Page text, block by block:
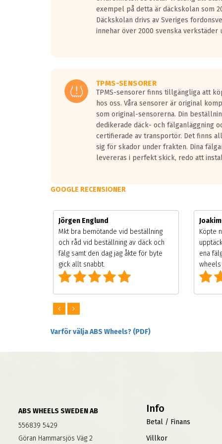
Vid körning i över 50km/h brukar
På däckmärkningen kommer det finnas en
medans de vita vågorna påvisar om det är ett tyst
Ett däck med tre svarta vågor uppnår de
exempel på detta är däckskolan som
Däckskolan drivs av Sveriges
innehar över 2000 svenska verkstäder
TPMS-SENSORER
TPMS-sensorer finns tillgängliga att
hos oss. Våra sensorer är original
som original-sensorerna. Din
dedikerade däck- och fälganläggning
certifierade av transportör. Det finns
sig för skador under frakten. Dina
levereras i perfekt skick, redo att
GOOGLE RECENSIONER
Jörgen Englund
Mkt bra bemötande vid beställning
och råd vid beställning av däck och
fälg samt den dag jag åkte för byte
gick allt snabbt.
Köpte
ena
Varför välja ABS Wheels? (PDF)
ABS WHEELS SWEDEN AB
556839 5429
Göran Hammarsjös Väg 2
Info
Betal / Finans
Villkor